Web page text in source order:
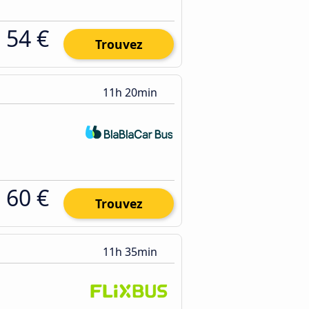
54 € Trouvez
11h 20min
60 € Trouvez
11h 35min